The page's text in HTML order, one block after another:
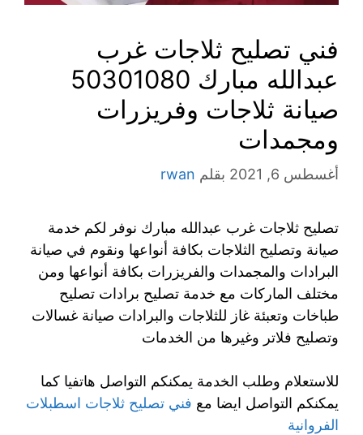
فني تصليح ثلاجات غرب
عبدالله مبارك 50301080
صيانة ثلاجات وفريزرات
ومجمدات
أغسطس 6, 2021 بقلم rwan
تصليح ثلاجات غرب عبدالله مبارك نوفر لكم خدمة
صيانة وتصليح الثلاجات بكافة أنواعها ونقوم في صيانة
البرادات والمجمدات والفريزرات بكافة أنواعها ومن
مختلف الماركات مع خدمة تصليح برادات تصليح
طباخات وتعبئة غاز للثلاجات والبرادات صيانة غسالات
وتصليح فلاتر وغيرها من الخدمات
للاستعلام وطلب الخدمة يمكنكم التواصل هاتفيا كما
يمكنكم التواصل ايضا مع فني تصليح ثلاجات اسطبلات
الفروانية